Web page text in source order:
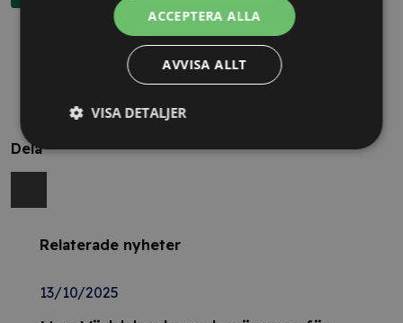
Dela
Relaterade nyheter
13/10/2025
ACCEPTERA ALLA
AVVISA ALLT
VISA DETALJER